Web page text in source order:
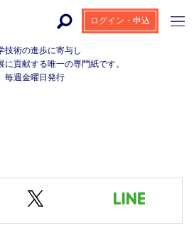
技術の進歩に寄与し
に貢献する唯一の専門紙です。
毎週金曜日発行
ログイン・申込